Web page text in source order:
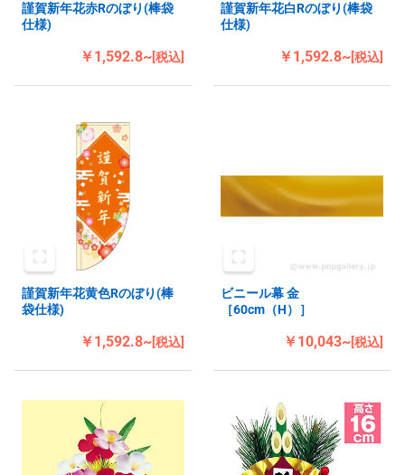
謹賀新年花赤Rのぼり(棒袋
仕様)
￥1,592.8~[税込]
謹賀新年花白Rのぼり(棒袋
仕様)
￥1,592.8~[税込]
謹賀新年花黄色Rのぼり(棒
袋仕様)
￥1,592.8~[税込]
ビニール幕 金
［60cm（H）］
￥10,043~[税込]